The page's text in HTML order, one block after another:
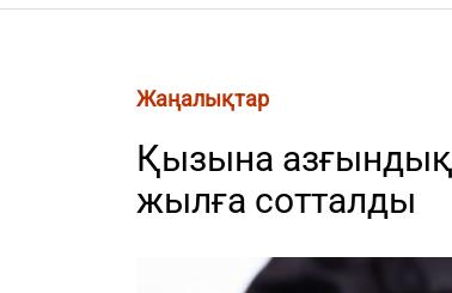
Жаңалықтар
Қызына азғындық
жылға сотталды